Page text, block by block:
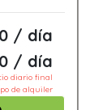
/ día
/ día
diario final
de alquiler